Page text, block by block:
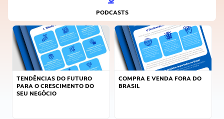
PODCASTS
TENDÊNCIAS DO FUTURO
PARA O CRESCIMENTO DO
SEU NEGÓCIO
COMPRA E VENDA FORA DO
BRASIL